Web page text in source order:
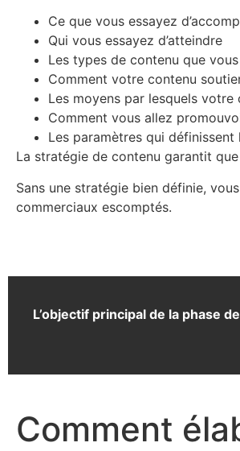
Ce que vous essayez
Qui vous essayez d’atteindre
Les types de contenu que
Comment votre contenu
Les moyens par lesquels
Comment vous allez
Les paramètres qui définissent
La stratégie de contenu garantit
Sans une stratégie bien définie,
commerciaux escomptés.
L’objectif principal de la phase
Comment